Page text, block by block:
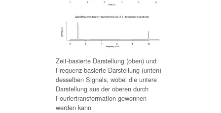
Zeit-basierte Darstellung (oben) und
Frequenz-basierte Darstellung (unten)
desselben Signals, wobei die untere
Darstellung aus der oberen durch
Fouriertransformation gewonnen
werden kann